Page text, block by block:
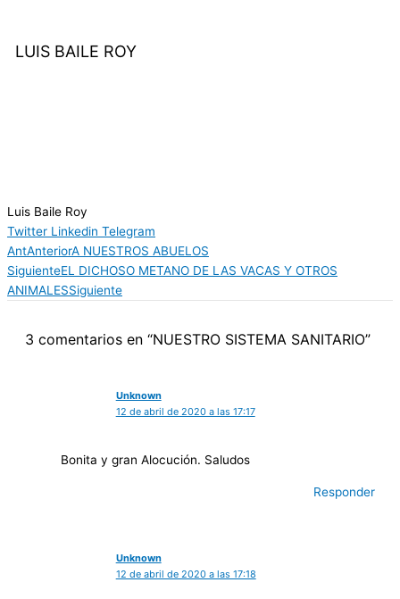
LUIS BAILE ROY
Luis Baile Roy
Twitter Linkedin Telegram
AntAnteriorA NUESTROS ABUELOS
SiguienteEL DICHOSO METANO DE LAS VACAS Y OTROS
ANIMALESSiguiente
3 comentarios en “NUESTRO SISTEMA SANITARIO”
Unknown
12 de abril de 2020 a las 17:17
Bonita y gran Alocución. Saludos
Responder
Unknown
12 de abril de 2020 a las 17:18